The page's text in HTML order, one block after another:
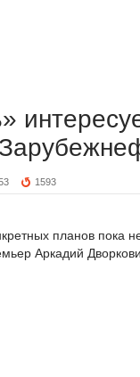
1593
планов пока
Аркадий